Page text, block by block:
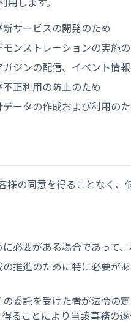
サービスの開発のため
ンストレーションの実施
ジンの配信、イベント情
正利用の防止のため
ータの作成および利用の
様の同意を得ることなく
必要がある場合であって
推進のために特に必要が
委託を受けた者が法令の
ることにより当該事務の